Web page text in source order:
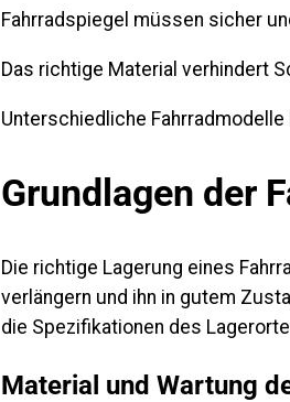
Fahrradspiegel müssen sicher
Das richtige Material verhindert
Unterschiedliche
Grundlagen der
Die richtige Lagerung eines
verlängern und ihn in gutem
die Spezifikationen des
Material und Wartung